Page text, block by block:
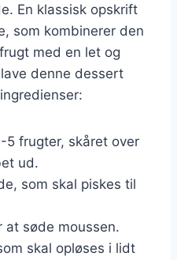
En klassisk opskrift
som kombinerer den
med en let og
denne dessert
5 frugter, skåret over
ud.
som skal piskes til
at søde moussen.
skal opløses i lidt